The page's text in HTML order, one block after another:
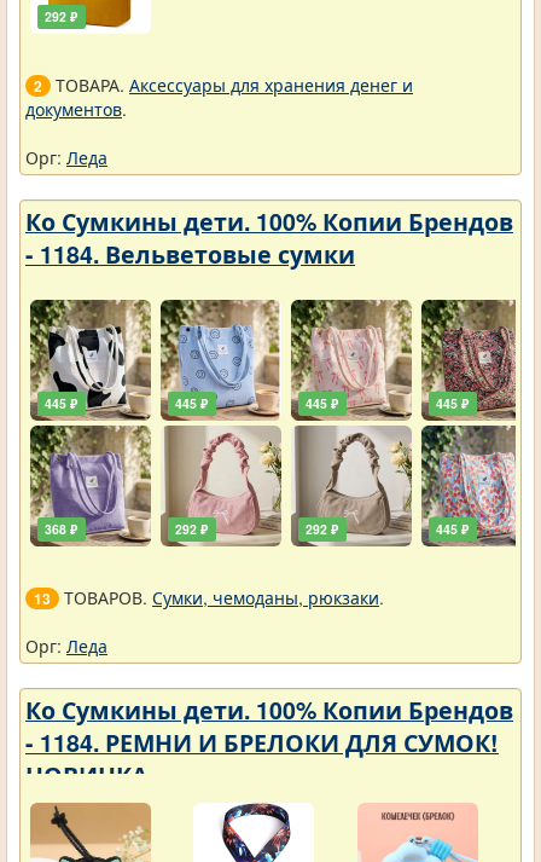
292 ₽
2 ТОВАРА. Аксессуары для хранения денег и
документов.
Орг: Леда
Ко Сумкины дети. 100% Копии Брендов
- 1184. Вельветовые сумки
445 ₽
368 ₽
445 ₽
292 ₽
445 ₽
292 ₽
445 ₽
445 ₽
13 ТОВАРОВ. Сумки, чемоданы, рюкзаки.
Орг: Леда
Ко Сумкины дети. 100% Копии Брендов
- 1184. РЕМНИ И БРЕЛОКИ ДЛЯ СУМОК!
НОВИНКА